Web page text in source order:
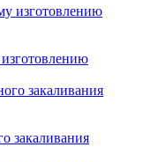
закаливания